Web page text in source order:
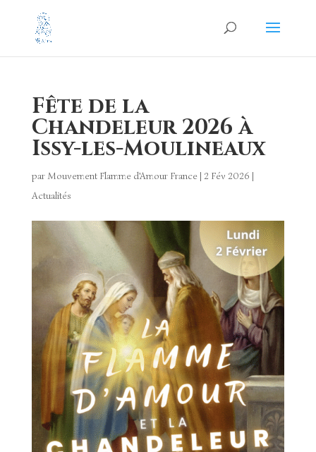
Fête de la
Chandeleur 2026 à
Issy-les-Moulineaux
par Mouvement Flamme d'Amour France | 2 Fév 2026 |
Actualités